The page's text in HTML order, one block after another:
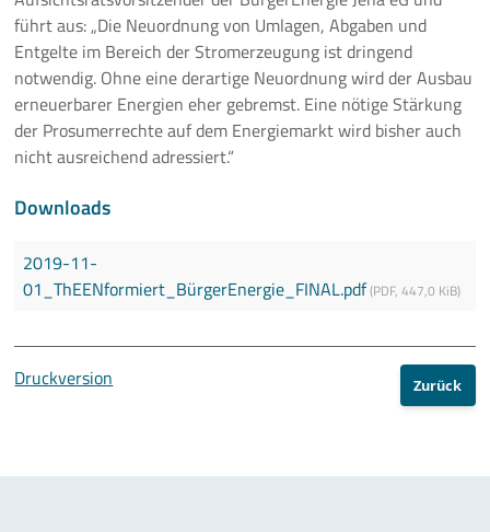
führt aus: „Die Neuordnung von Umlagen, Abgaben und
Entgelte im Bereich der Stromerzeugung ist dringend
notwendig. Ohne eine derartige Neuordnung wird der Ausbau
erneuerbarer Energien eher gebremst. Eine nötige Stärkung
der Prosumerrechte auf dem Energiemarkt wird bisher auch
nicht ausreichend adressiert.“
Downloads
2019-11-
01_ThEENformiert_BürgerEnergie_FINAL.pdf(PDF,447,0 KiB)
Druckversion Zurück